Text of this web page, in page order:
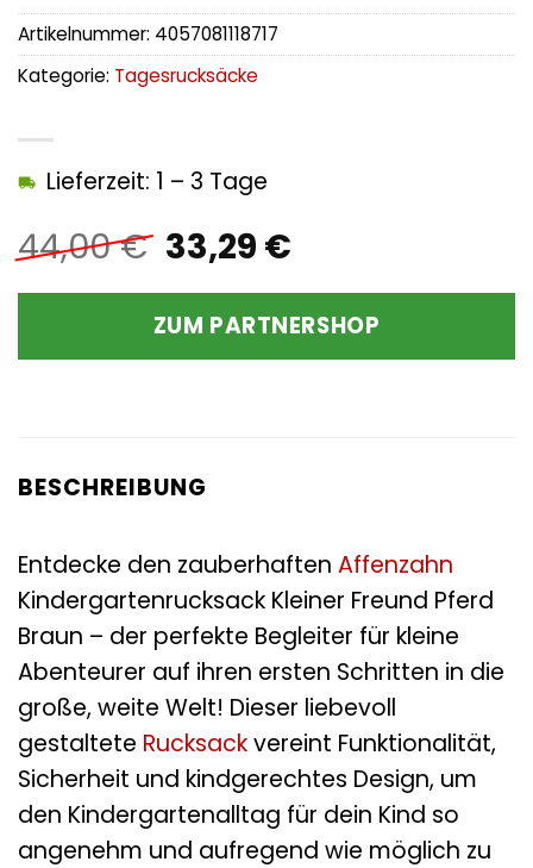
44,00€ Ursprünglicher
Preis
war:
44,00 €
33,29 €Aktueller
ist:
33,29 €.
Lieferzeit: 1 – 3 Tage
ZUM PARTNERSHOP
Artikelnummer: 4057081118717
Kategorie: Tagesrucksäcke
BESCHREIBUNG
Entdecke den zauberhaften Affenzahn
Kindergartenrucksack Kleiner Freund Pferd
Braun – der perfekte Begleiter für kleine
Abenteurer auf ihren ersten Schritten in die
große, weite Welt! Dieser liebevoll
gestaltete Rucksackvereint Funktionalität,
Sicherheit und kindgerechtes Design, um
den Kindergartenalltag für dein Kind so
angenehm und aufregend wie möglich zu